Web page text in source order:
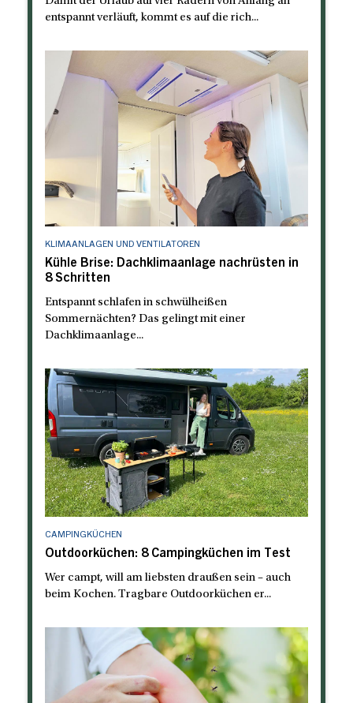
entspannt verläuft, kommt es auf die rich...
KLIMAANLAGEN UND VENTILATOREN
Kühle Brise: Dachklimaanlage nachrüsten in
8 Schritten
Entspannt schlafen in schwülheißen
Sommernächten? Das gelingt mit einer
Dachklimaanlage...
CAMPINGKÜCHEN
Outdoorküchen: 8 Campingküchen im Test
Wer campt, will am liebsten draußen sein – auch
beim Kochen. Tragbare Outdoorküchen er...